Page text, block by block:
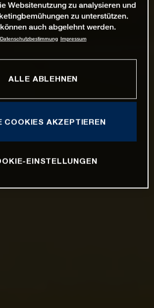
Websitenutzung zu analysieren und
zu unterstützen.
auch abgelehnt werden.
Datenschutzbestimmung Impressum
ALLE ABLEHNEN
COOKIES AKZEPTIEREN
EINSTELLUNGEN